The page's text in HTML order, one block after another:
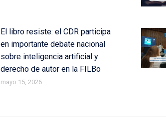
El libro resiste: el CDR participa
en importante debate nacional
sobre inteligencia artificial y
derecho de autor en la FILBo
mayo 15, 2026